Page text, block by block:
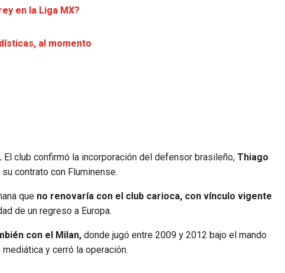
en la Liga MX?
al momento
El club confirmó la incorporación del defensor brasileño, Thiago
contrato con Fluminense.
que no renovaría con el club carioca, con vínculo vigente
de un regreso a Europa.
con el Milan, donde jugó entre 2009 y 2012 bajo el mando
y cerró la operación.